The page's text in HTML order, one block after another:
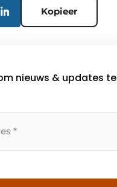
Kopieer
nieuws & updates te